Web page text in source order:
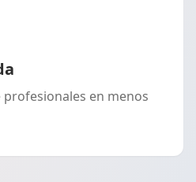
profesionales en menos